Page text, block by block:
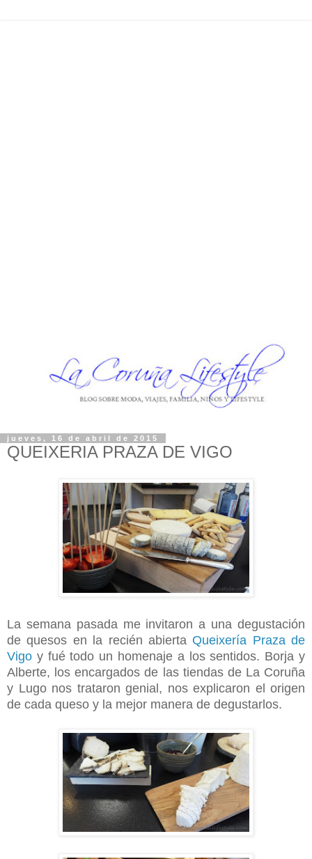
jueves, 16 de abril de 2015
QUEIXERIA PRAZA DE VIGO
La semana pasada me invitaron a una degustación
de quesos en la recién abiertaQueixería Praza de
Vigo y fué todo un homenaje a los sentidos. Borja y
Alberte, los encargados de las tiendas de La Coruña
y Lugo nos trataron genial, nos explicaron el origen
de cada queso y la mejor manera de degustarlos.